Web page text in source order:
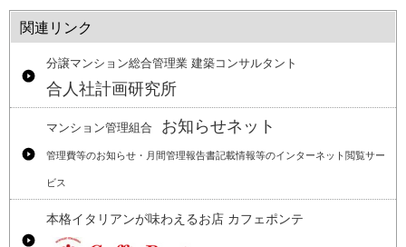
関連リンク
分譲マンション総合管理業 建築コンサルタント
合人社計画研究所
マンション管理組合 お知らせネット
管理費等のお知らせ・月間管理報告書記載情報等のインターネット閲覧サー
ビス
本格イタリアンが味わえるお店 カフェポンテ